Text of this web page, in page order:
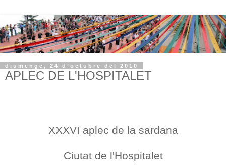
diumenge, 24 d’octubre del 2010
APLEC DE L'HOSPITALET
XXXVI aplec de la sardana
Ciutat de l'Hospitalet